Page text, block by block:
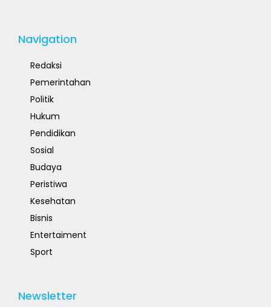
Navigation
Redaksi
Pemerintahan
Politik
Hukum
Pendidikan
Sosial
Budaya
Peristiwa
Kesehatan
Bisnis
Entertaiment
Sport
Newsletter